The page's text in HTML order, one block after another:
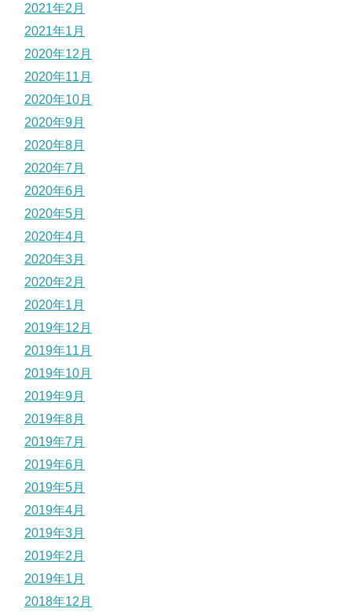
2021年2月
2021年1月
2020年12月
2020年11月
2020年10月
2020年9月
2020年8月
2020年7月
2020年6月
2020年5月
2020年4月
2020年3月
2020年2月
2020年1月
2019年12月
2019年11月
2019年10月
2019年9月
2019年8月
2019年7月
2019年6月
2019年5月
2019年4月
2019年3月
2019年2月
2019年1月
2018年12月